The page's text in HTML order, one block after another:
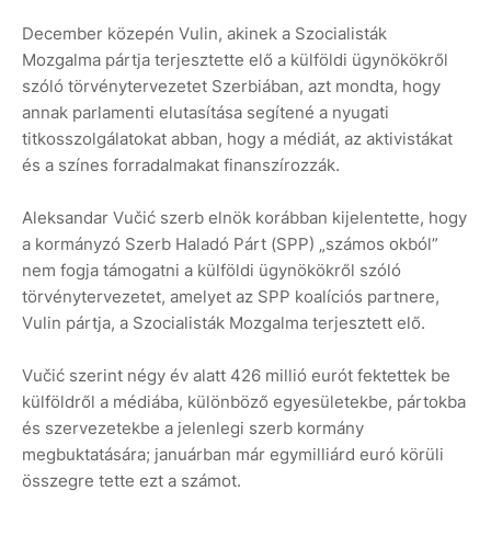
December közepén Vulin, akinek a Szocialisták
Mozgalma pártja terjesztette elő a külföldi ügynökökről
szóló törvénytervezetet Szerbiában, azt mondta, hogy
annak parlamenti elutasítása segítené a nyugati
titkosszolgálatokat abban, hogy a médiát, az aktivistákat
és a színes forradalmakat finanszírozzák.
Aleksandar Vučić szerb elnök korábban kijelentette, hogy
a kormányzó Szerb Haladó Párt (SPP) „számos okból”
nem fogja támogatni a külföldi ügynökökről szóló
törvénytervezetet, amelyet az SPP koalíciós partnere,
Vulin pártja, a Szocialisták Mozgalma terjesztett elő.
Vučić szerint négy év alatt 426 millió eurót fektettek be
külföldről a médiába, különböző egyesületekbe, pártokba
és szervezetekbe a jelenlegi szerb kormány
megbuktatására; januárban már egymilliárd euró körüli
összegre tette ezt a számot.